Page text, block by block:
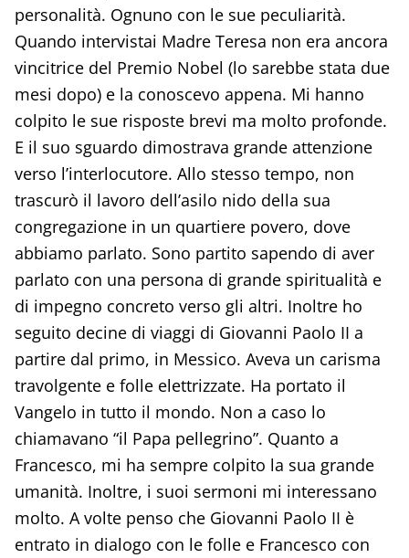
personalità. Ognuno con le sue peculiarità.
Quando intervistai Madre Teresa non era ancora
vincitrice del Premio Nobel (lo sarebbe stata due
mesi dopo) e la conoscevo appena. Mi hanno
colpito le sue risposte brevi ma molto profonde.
E il suo sguardo dimostrava grande attenzione
verso l’interlocutore. Allo stesso tempo, non
trascurò il lavoro dell’asilo nido della sua
congregazione in un quartiere povero, dove
abbiamo parlato. Sono partito sapendo di aver
parlato con una persona di grande spiritualità e
di impegno concreto verso gli altri. Inoltre ho
seguito decine di viaggi di Giovanni Paolo II a
partire dal primo, in Messico. Aveva un carisma
travolgente e folle elettrizzate. Ha portato il
Vangelo in tutto il mondo. Non a caso lo
chiamavano “il Papa pellegrino”. Quanto a
Francesco, mi ha sempre colpito la sua grande
umanità. Inoltre, i suoi sermoni mi interessano
molto. A volte penso che Giovanni Paolo II è
entrato in dialogo con le folle e Francesco con